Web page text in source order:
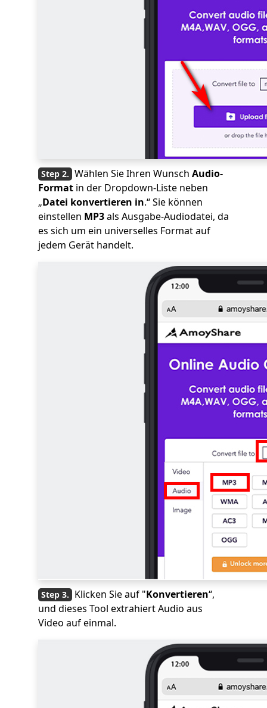
Wählen Sie Ihren Wunsch Audio-
Format in der Dropdown-Liste neben
„Datei konvertieren in.“ Sie können
einstellen MP3als Ausgabe-Audiodatei, da
es sich um ein universelles Format auf
jedem Gerät handelt.
Klicken Sie auf "Konvertieren“,
und dieses Tool extrahiert Audio aus
Video auf einmal.